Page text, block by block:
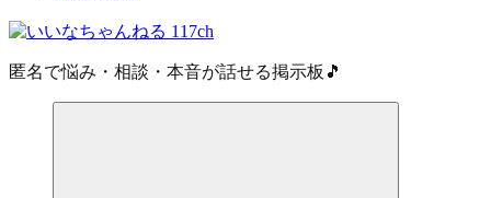
匿名で悩み・相談・本音が話せる掲示板🎵